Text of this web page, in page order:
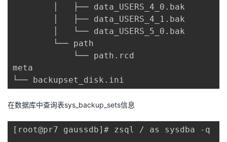
│   ├── data_USERS_4_0.bak
│   ├── data_USERS_4_1.bak
│   └── data_USERS_5_0.bak
└── path
└── path.rcd
meta
└── backupset_disk.ini
在数据库中查询表sys_backup_sets信息
[root@pr7 gaussdb]# zsql / as sysdba -q